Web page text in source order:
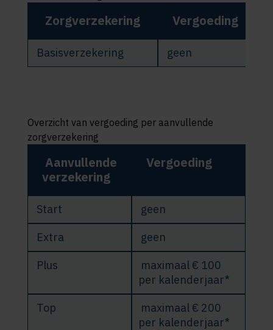
Zorgverzekering Vergoeding
Basisverzekering geen
Overzicht van vergoeding per aanvullende
zorgverzekering
Aanvullende
verzekering
Vergoeding
Start
geen
Extra
geen
Plus
maximaal € 100
per kalenderjaar*
Top
maximaal € 200
per kalenderjaar*